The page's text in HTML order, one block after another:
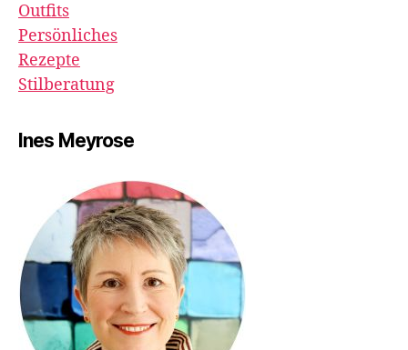
Outfits
Persönliches
Rezepte
Stilberatung
Ines Meyrose